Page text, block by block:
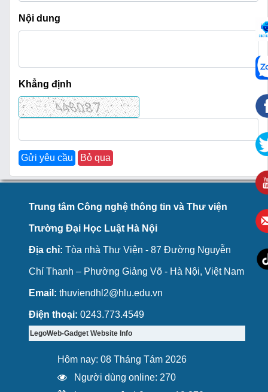
Nội dung
Khẳng định
Trung tâm Công nghệ thông tin và Thư viện
Trường Đại Học Luật Hà Nội
Địa chỉ: Tòa nhà Thư Viện - 87 Đường Nguyễn
Chí Thanh – Phường Giảng Võ - Hà Nội, Việt Nam
Email: thuviendhl2@hlu.edu.vn
Điện thoại: 0243.773.4549
LegoWeb-Gadget Website Info
Hôm nay: 08 Tháng Tám 2026
Người dùng online: 270